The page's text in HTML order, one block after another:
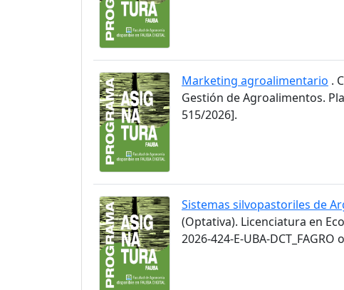
Marketing agroalimentario .
Gestión de Agroalimentos.
515/2026].
Sistemas silvopastoriles de
(Optativa). Licenciatura en
2026-424-E-UBA-DCT_FAGRO